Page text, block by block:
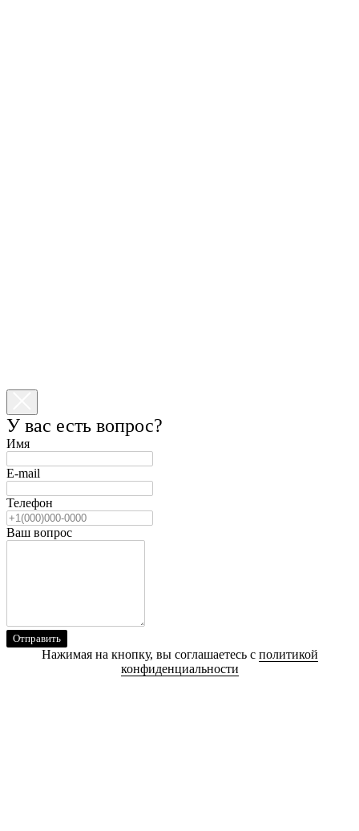
У вас есть вопрос?
Имя
E-mail
Телефон
Ваш вопрос
Отправить
Нажимая на кнопку, вы соглашаетесь с политикой
конфиденциальности